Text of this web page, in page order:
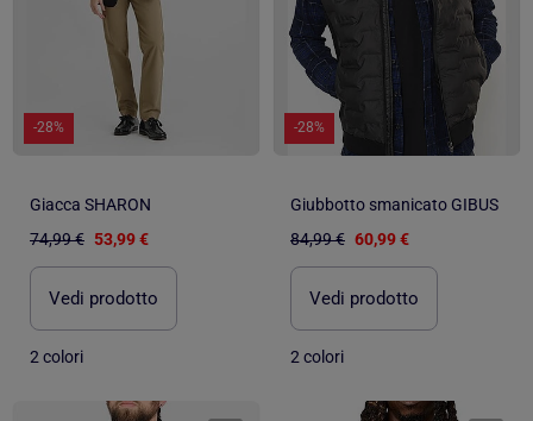
-28%
Giacca SHARON
74,99 € 53,99 €
Vedi prodotto
2 colori
-28%
Giubbotto smanicato GIBUS
84,99 € 60,99 €
Vedi prodotto
2 colori